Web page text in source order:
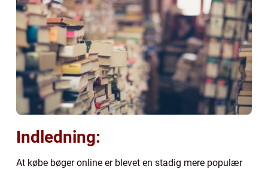
Indledning:
At købe bøger online er blevet en stadig mere populær